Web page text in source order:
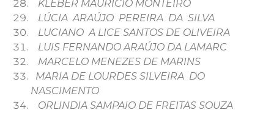
KLEBER MAURÍCIO MONTEIRO
LÚCIA ARAÚJO PEREIRA DA SILVA
LUCIANO A LICE SANTOS DE OLIVEIRA
LUIS FERNANDO ARAÚJO DA LAMARC
MARCELO MENEZES DE MARINS
MARIA DE LOURDES SILVEIRA DO
NASCIMENTO
ORLINDIA SAMPAIO DE FREITAS SOUZA